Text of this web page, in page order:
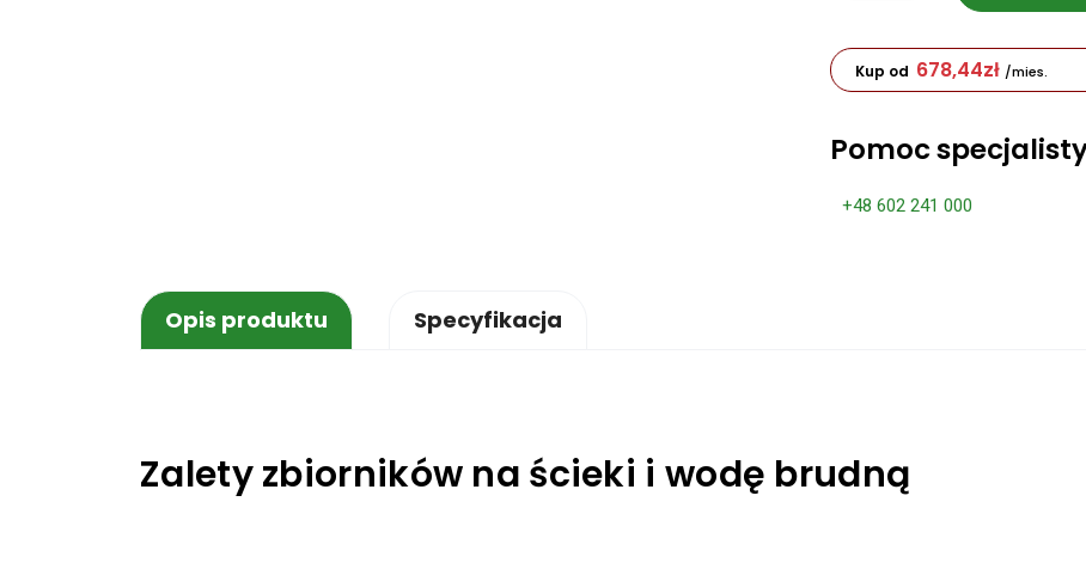
Kup od 678,44zł /mies.
Pomoc
+48 602 241 000
Opis produktu Specyfikacja
Zalety zbiorników na ścieki i wodę brudną